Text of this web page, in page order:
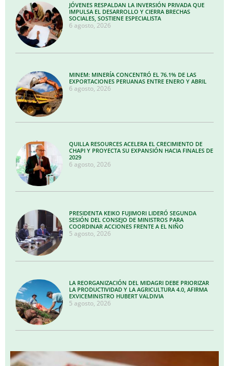
JÓVENES RESPALDAN LA INVERSIÓN PRIVADA QUE
IMPULSA EL DESARROLLO Y CIERRA BRECHAS
SOCIALES, SOSTIENE ESPECIALISTA
6 agosto, 2026
MINEM: MINERÍA CONCENTRÓ EL 76.1% DE LAS
EXPORTACIONES PERUANAS ENTRE ENERO Y ABRIL
6 agosto, 2026
QUILLA RESOURCES ACELERA EL CRECIMIENTO DE
CHAPI Y PROYECTA SU EXPANSIÓN HACIA FINALES DE
2029
6 agosto, 2026
PRESIDENTA KEIKO FUJIMORI LIDERÓ SEGUNDA
SESIÓN DEL CONSEJO DE MINISTROS PARA
COORDINAR ACCIONES FRENTE A EL NIÑO
5 agosto, 2026
LA REORGANIZACIÓN DEL MIDAGRI DEBE PRIORIZAR
LA PRODUCTIVIDAD Y LA AGRICULTURA 4.0, AFIRMA
EXVICEMINISTRO HUBERT VALDIVIA
5 agosto, 2026